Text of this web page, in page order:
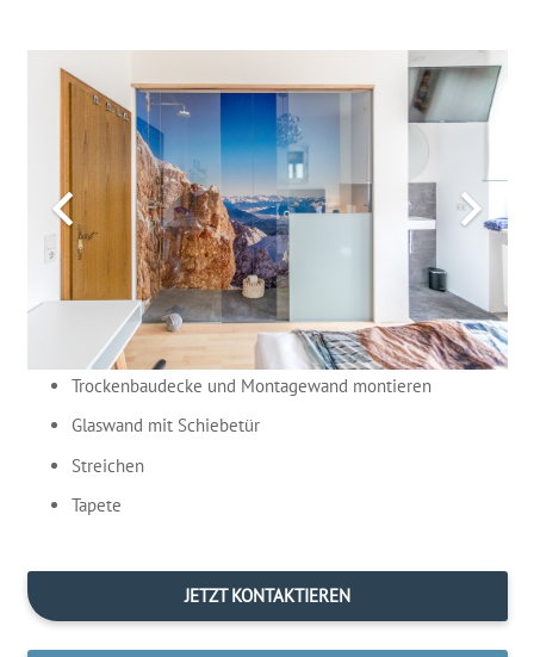
Tro­cken­bau­de­cke und Mon­ta­ge­wand montieren
Glas­wand mit Schiebetür
Strei­chen
Tape­te
JETZT KON­TAK­TIE­REN